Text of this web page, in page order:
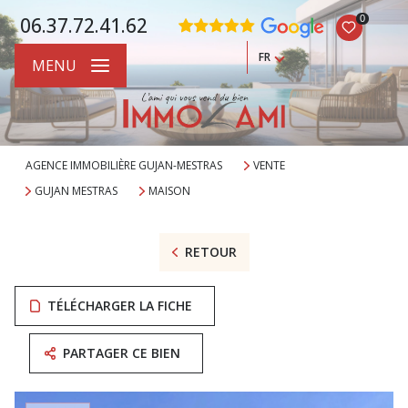
06.37.72.41.62 0
FR
MENU
AGENCE IMMOBILIÈRE GUJAN-MESTRAS
VENTE
GUJAN MESTRAS
MAISON
RETOUR
TÉLÉCHARGER LA FICHE
PARTAGER CE BIEN